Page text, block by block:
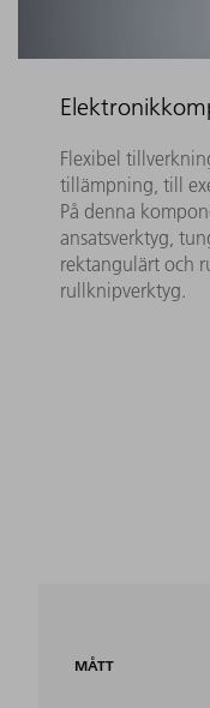
Flexibel
tillämpning, till
På denna
ansatsverktyg,
rektangulärt och
rullknipverktyg.
MÅTT